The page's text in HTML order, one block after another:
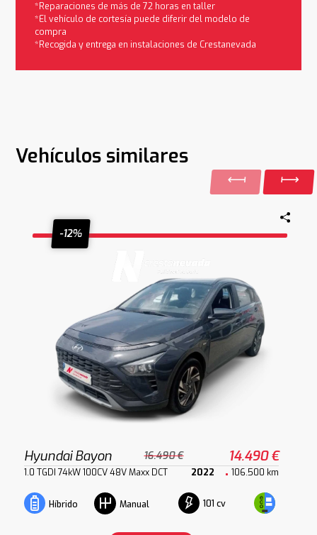
*Reparaciones de más de 72 horas en taller
*El vehículo de cortesía puede diferir del modelo de
compra
*Recogida y entrega en instalaciones de Crestanevada
Vehículos similares
-12%
Hyundai Bayon 16.490 € 14.490 €
1.0 TGDI 74kW 100CV 48V Maxx DCT 2022 106.500 km
Híbrido Manual 101 cv